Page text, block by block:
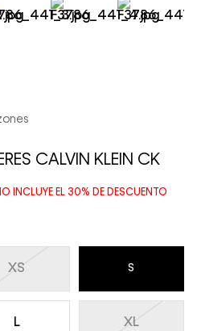
CALVIN KLEIN CK
INCLUYE EL 30% DE DESCUENTO
L
S
XL
XS